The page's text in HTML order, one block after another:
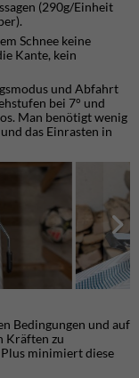
(290g/Einheit
Schnee keine
Kante, kein
und Abfahrt
bei 7° und
Man benötigt wenig
das Einrasten in
Bedingungen und auf
Kräften zu
minimiert diese